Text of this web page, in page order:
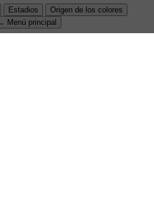
Estadios
Origen de los colores
Menú principal